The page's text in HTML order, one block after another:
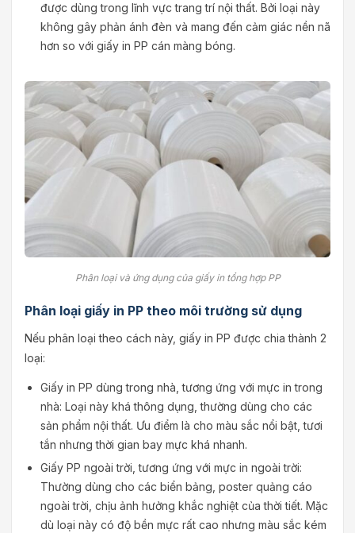
được dùng trong lĩnh vực trang trí nội thất. Bởi loại này
không gây phản ánh đèn và mang đến cảm giác nền nã
hơn so với giấy in PP cán màng bóng.
Phân loại và ứng dụng của giấy in tổng hợp PP
Phân loại giấy in PP theo môi trường sử dụng
Nếu phân loại theo cách này, giấy in PP được chia thành 2
loại:
Giấy in PP dùng trong nhà, tương ứng với mực in trong
nhà: Loại này khá thông dụng, thường dùng cho các
sản phẩm nội thất. Ưu điểm là cho màu sắc nổi bật, tươi
tắn nhưng thời gian bay mực khá nhanh.
Giấy PP ngoài trời, tương ứng với mực in ngoài trời:
Thường dùng cho các biển bảng, poster quảng cáo
ngoài trời, chịu ảnh hưởng khắc nghiệt của thời tiết. Mặc
dù loại này có độ bền mực rất cao nhưng màu sắc kém